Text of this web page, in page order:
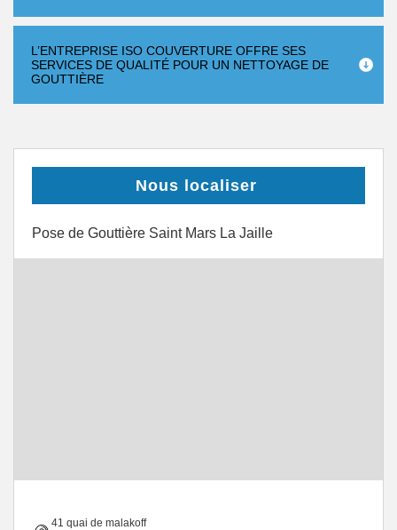
L’ENTREPRISE ISO COUVERTURE OFFRE SES
SERVICES DE QUALITÉ POUR UN NETTOYAGE DE
GOUTTIÈRE
Nous localiser
Pose de Gouttière Saint Mars La Jaille
41 quai de malakoff